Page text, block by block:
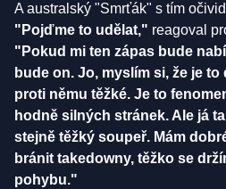
A australský "Smrťák" s tím
"Pojďme to udělat," reagoval
"Pokud mi ten zápas bude
bude on. Jo, myslím si, že je
proti němu těžké. Je to
hodně silných stránek. Ale já
stejně těžký soupeř. Mám
bránit takedowny, těžko se
pohybu."